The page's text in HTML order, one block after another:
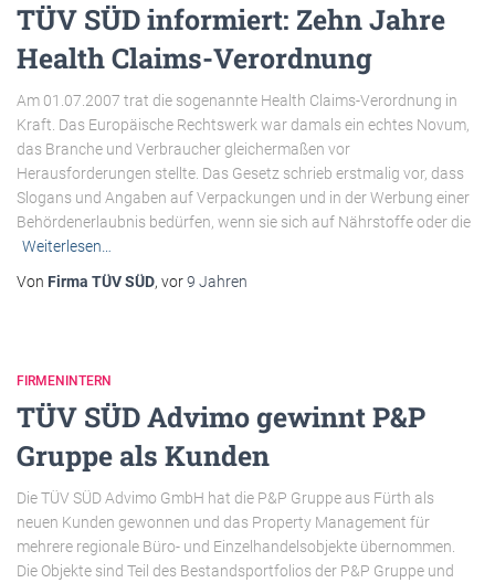
TÜV SÜD informiert: Zehn Jahre
Health Claims-Verordnung
Am 01.07.2007 trat die sogenannte Health Claims-Verordnung in
Kraft. Das Europäische Rechtswerk war damals ein echtes Novum,
das Branche und Verbraucher gleichermaßen vor
Herausforderungen stellte. Das Gesetz schrieb erstmalig vor, dass
Slogans und Angaben auf Verpackungen und in der Werbung einer
Behördenerlaubnis bedürfen, wenn sie sich auf Nährstoffe oder die
Weiterlesen…
Von Firma TÜV SÜD, vor9 Jahren
FIRMENINTERN
TÜV SÜD Advimo gewinnt P&P
Gruppe als Kunden
Die TÜV SÜD Advimo GmbH hat die P&P Gruppe aus Fürth als
neuen Kunden gewonnen und das Property Management für
mehrere regionale Büro- und Einzelhandelsobjekte übernommen.
Die Objekte sind Teil des Bestandsportfolios der P&P Gruppe und